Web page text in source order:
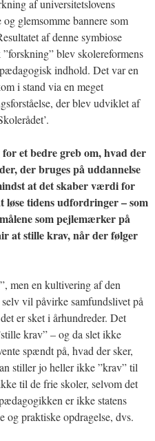
af universitetslovens
glemsomme bannere som
af denne symbiose
blev skolereformens
indhold. Det var en
i stand via en meget
der blev udviklet af
et bedre greb om, hvad der
der bruges på uddannelse
at det skaber værdi for
løse tidens udfordringer – som
som pejlemærker på
at stille krav, når der følger
men en kultivering af den
vil påvirke samfundslivet på
er sket i århundreder. Det
krav” – og da slet ikke
spændt på, hvad der sker,
stiller jo heller ikke ”krav” til
til de frie skoler, selvom det
er ikke statens
og praktiske opdragelse, dvs.